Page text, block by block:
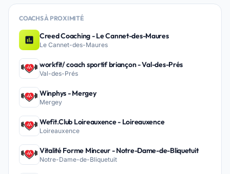
COACHS À PROXIMITÉ
Creed Coaching - Le Cannet-des-Maures
Le Cannet-des-Maures
workfit/ coach sportif briançon - Val-des-Prés
Val-des-Prés
Winphys - Mergey
Mergey
Wefit.Club Loireauxence - Loireauxence
Loireauxence
Vitalité Forme Minceur - Notre-Dame-de-Bliquetuit
Notre-Dame-de-Bliquetuit